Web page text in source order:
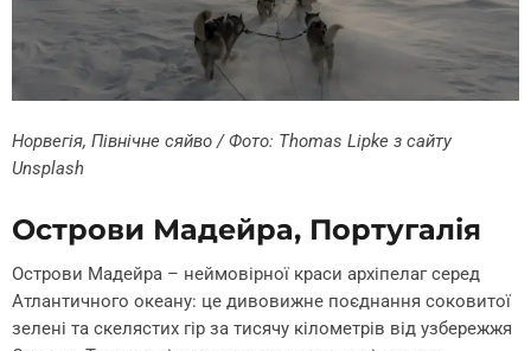
Норвегія, Північне сяйво / Фото: Thomas Lipke з сайту
Unsplash
Острови Мадейра, Португалія
Острови Мадейра – неймовірної краси архіпелаг серед
Атлантичного океану: це дивовижне поєднання соковитої
зелені та скелястих гір за тисячу кілометрів від узбережжя